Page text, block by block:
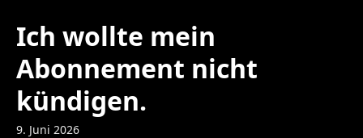
Ich wollte mein
Abonnement nicht
kündigen.
9. Juni 2026